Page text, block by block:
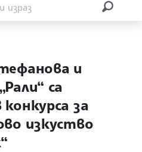
и
са
за
изкуство